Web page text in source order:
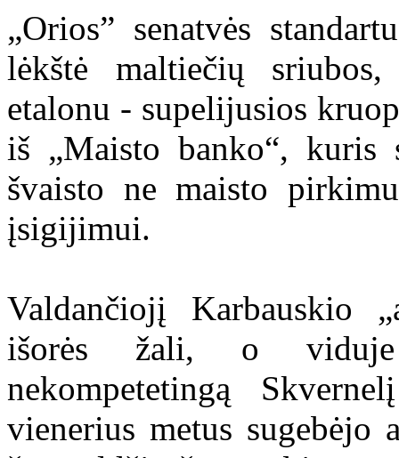
„Orios” senatvės
lėkštė maltiečių
etalonu - supelijusios
iš „Maisto banko“, kuris
švaisto ne maisto
įsigijimui.
Valdančiojį Karbauskio
išorės žali, o viduje
nekompetetingą
vienerius metus sugebėjo